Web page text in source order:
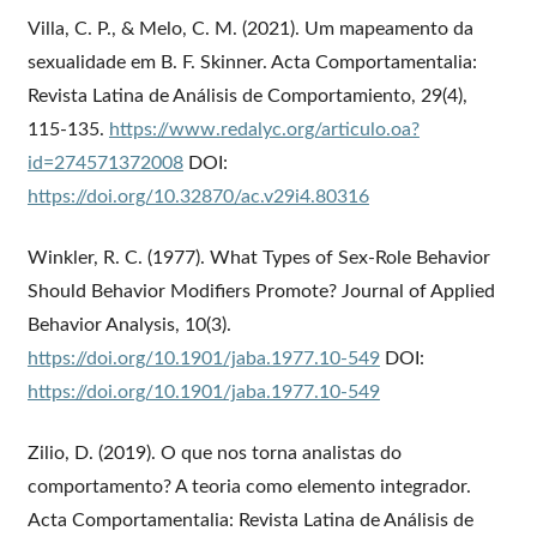
Villa, C. P., & Melo, C. M. (2021). Um mapeamento da
sexualidade em B. F. Skinner. Acta Comportamentalia:
Revista Latina de Análisis de Comportamiento, 29(4),
115-135. https://www.redalyc.org/articulo.oa?
id=274571372008DOI:
https://doi.org/10.32870/ac.v29i4.80316
Winkler, R. C. (1977). What Types of Sex‐Role Behavior
Should Behavior Modifiers Promote? Journal of Applied
Behavior Analysis, 10(3).
https://doi.org/10.1901/jaba.1977.10-549DOI:
https://doi.org/10.1901/jaba.1977.10-549
Zilio, D. (2019). O que nos torna analistas do
comportamento? A teoria como elemento integrador.
Acta Comportamentalia: Revista Latina de Análisis de